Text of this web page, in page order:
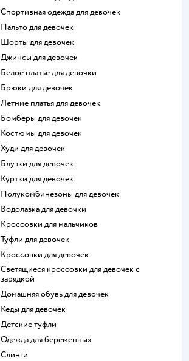
Спортивная одежда для девочек
Пальто для девочек
Шорты для девочек
Джинсы для девочек
Белое платье для девочки
Брюки для девочек
Летние платья для девочек
Бомберы для девочек
Костюмы для девочек
Худи для девочек
Блузки для девочек
Куртки для девочек
Полукомбинезоны для девочек
Водолазка для девочки
Кроссовки для мальчиков
Туфли для девочек
Кроссовки для девочек
Светящиеся кроссовки для девочек с
зарядкой
Домашняя обувь для девочек
Кеды для девочек
Детские туфли
Одежда для беременных
Слинги